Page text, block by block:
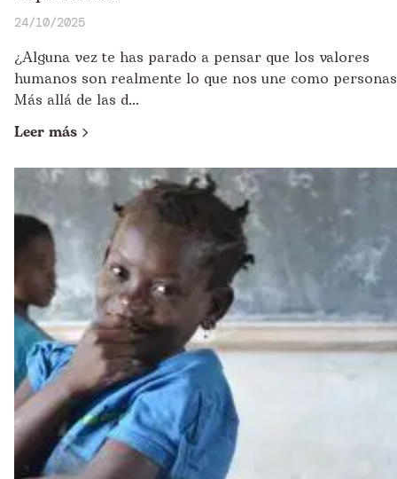
24/10/2025
¿Alguna vez te has parado a pensar que los valores
humanos son realmente lo que nos une como
Más allá de las d...
Leer más